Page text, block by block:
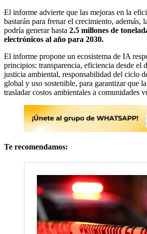
El informe advierte que las mejoras en la
bastarán para frenar el crecimiento, además,
podría generar hasta 2.5 millones de
electrónicos al año para 2030.
El informe propone un ecosistema de IA
principios: transparencia, eficiencia desde el
justicia ambiental, responsabilidad del ciclo
global y uso sostenible, para garantizar que
trasladar costos ambientales a comunidades
Te recomendamos: